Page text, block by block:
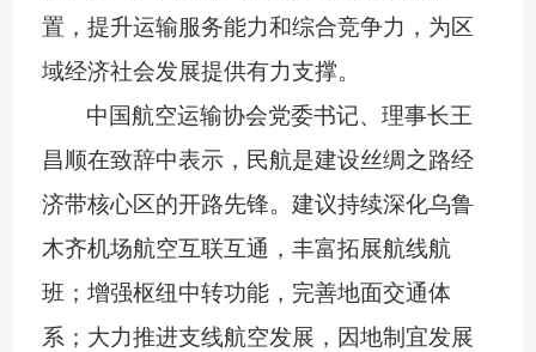
置，提升运输服务能力和综合竞争力，为区
域经济社会发展提供有力支撑。
中国航空运输协会党委书记、理事长王
昌顺在致辞中表示，民航是建设丝绸之路经
济带核心区的开路先锋。建议持续深化乌鲁
木齐机场航空互联互通，丰富拓展航线航
班；增强枢纽中转功能，完善地面交通体
系；大力推进支线航空发展，因地制宜发展